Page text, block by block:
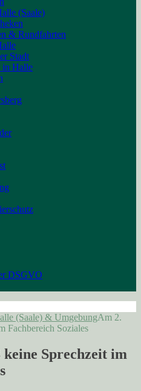
(Saale)
& Rundfahrten
Stadt
in Halle
DSGVO
(Saale) & UmgebungAm 2.
Fachbereich Soziales
Sprechzeit im